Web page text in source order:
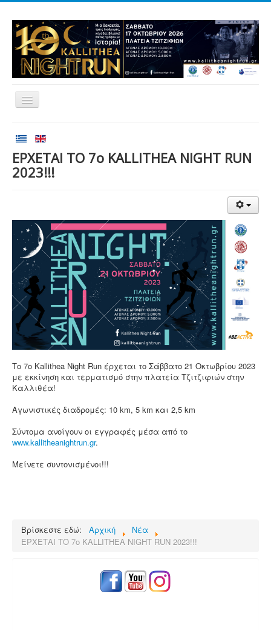
Εθελοντισμός
Αποτελέσματα
Νέα
Χορηγοί
Επικοινωνία
ΕΡΧΕΤΑΙ ΤΟ 7ο KALLITHEA NIGHT RUN
2023!!!
Το 7ο Kallithea Night Run έρχεται το Σάββατο 21 Οκτωβρίου 2023
με εκκίνηση και τερματισμό στην πλατεία Τζιτζιφιών στην
Καλλιθέα!
Αγωνιστικές διαδρομές: 10 km, 5 km και 2,5 km
Σύντομα ανοίγουν οι εγγραφές μέσα από το
www.kallitheanightrun.gr.
Μείνετε συντονισμένοι!!!
Βρίσκεστε εδώ: Αρχική
Νέα
ΕΡΧΕΤΑΙ ΤΟ 7ο KALLITHEA NIGHT RUN 2023!!!